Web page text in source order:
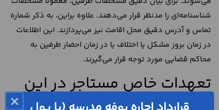
شناسنامه‌ای را مدنظر قرار می‌دهند. علاوه براین، به ذکر شماره
تماس و آدرس دقیق محل اقامت نیز می‌پردازند. این اطلاعات
در زمان بروز مشکل یا اختلاف یا در زمان احضار طرفین به
محاکم قضایی مورد توجه قرار می‌گیرند.
تعهدات خاص مستاجر در این
قرارداد
×